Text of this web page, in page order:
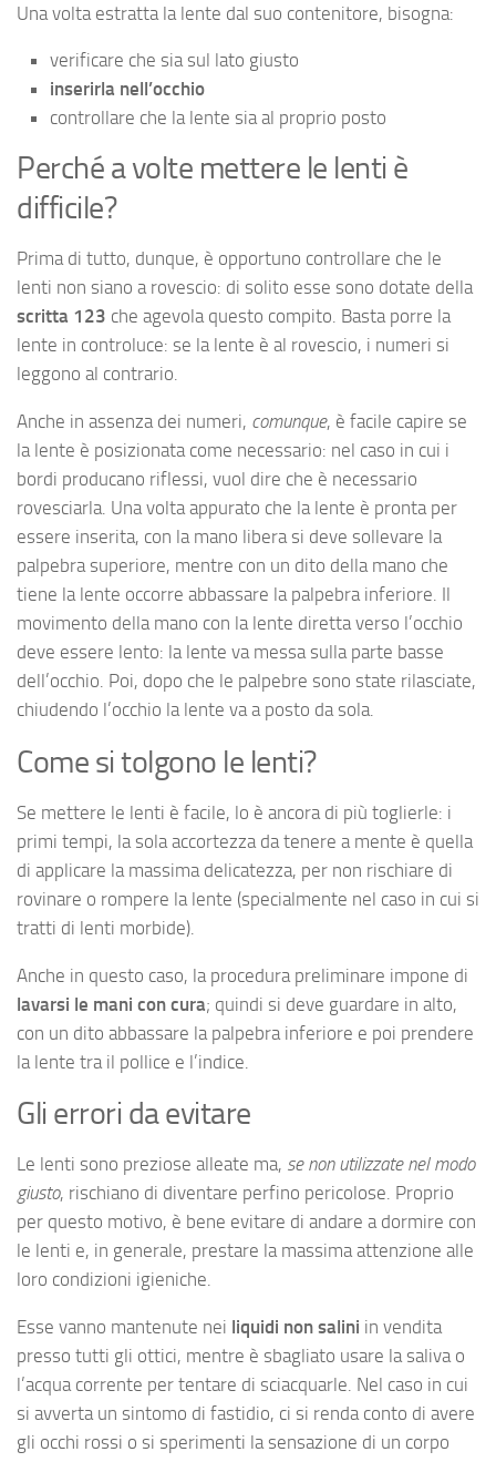
Una volta estratta la lente dal suo contenitore, bisogna:
verificare che sia sul lato giusto
inserirla nell’occhio
controllare che la lente sia al proprio posto
Perché a volte mettere le lenti è
difficile?
Prima di tutto, dunque, è opportuno controllare che le
lenti non siano a rovescio: di solito esse sono dotate della
scritta 123 che agevola questo compito. Basta porre la
lente in controluce: se la lente è al rovescio, i numeri si
leggono al contrario.
Anche in assenza dei numeri, comunque, è facile capire se
la lente è posizionata come necessario: nel caso in cui i
bordi producano riflessi, vuol dire che è necessario
rovesciarla. Una volta appurato che la lente è pronta per
essere inserita, con la mano libera si deve sollevare la
palpebra superiore, mentre con un dito della mano che
tiene la lente occorre abbassare la palpebra inferiore. Il
movimento della mano con la lente diretta verso l’occhio
deve essere lento: la lente va messa sulla parte basse
dell’occhio. Poi, dopo che le palpebre sono state rilasciate,
chiudendo l’occhio la lente va a posto da sola.
Come si tolgono le lenti?
Se mettere le lenti è facile, lo è ancora di più toglierle: i
primi tempi, la sola accortezza da tenere a mente è quella
di applicare la massima delicatezza, per non rischiare di
rovinare o rompere la lente (specialmente nel caso in cui si
tratti di lenti morbide).
Anche in questo caso, la procedura preliminare impone di
lavarsi le mani con cura; quindi si deve guardare in alto,
con un dito abbassare la palpebra inferiore e poi prendere
la lente tra il pollice e l’indice.
Gli errori da evitare
Le lenti sono preziose alleate ma, se non utilizzate nel modo
giusto, rischiano di diventare perfino pericolose. Proprio
per questo motivo, è bene evitare di andare a dormire con
le lenti e, in generale, prestare la massima attenzione alle
loro condizioni igieniche.
Esse vanno mantenute nei liquidi non salini in vendita
presso tutti gli ottici, mentre è sbagliato usare la saliva o
l’acqua corrente per tentare di sciacquarle. Nel caso in cui
si avverta un sintomo di fastidio, ci si renda conto di avere
gli occhi rossi o si sperimenti la sensazione di un corpo